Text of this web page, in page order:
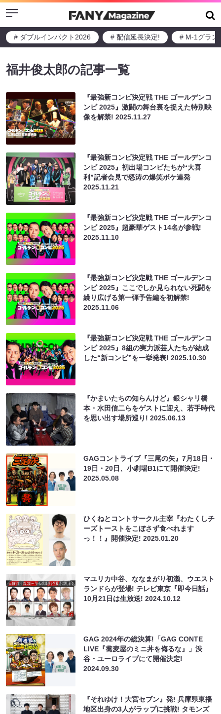
Menu
# ダブルインパクト2026 # 配信延長決定! # M-1グラン
福井俊太郎の記事一覧
『最強新コンビ決定戦 THE ゴールデンコ
ンビ 2025』激闘の舞台裏を捉えた特別映
像を解禁!2025.11.27
『最強新コンビ決定戦 THE ゴールデンコ
ンビ 2025』初出場コンビたちが“大喜
利”記者会見で怒涛の爆笑ボケ連発
2025.11.21
『最強新コンビ決定戦 THE ゴールデンコ
ンビ 2025』超豪華ゲスト14名が参戦!
2025.11.10
『最強新コンビ決定戦 THE ゴールデンコ
ンビ 2025』ここでしか見られない死闘を
繰り広げる第一弾予告編を初解禁!
2025.11.06
『最強新コンビ決定戦 THE ゴールデンコ
ンビ 2025』8組の実力派芸人たちが結成
した“新コンビ”を一挙発表!2025.10.30
『かまいたちの知らんけど』銀シャリ橋
本・水田信二らをゲストに迎え、若手時代
を思い出す場所巡り!2025.06.13
GAGコントライブ『三尾の矢』7月18日・
19日・20日、小劇場B1にて開催決定!
2025.05.08
ひくねとコントサークル主宰『わたくしチ
ーズトーストをこぼさず食べれます
っ！！』開催決定!2025.01.20
マユリカ中谷、ななまがり初瀬、ウエスト
ランドらが登場! テレビ東京『即今日話』
10月21日は生放送!2024.10.12
GAG 2024年の総決算!「GAG CONTE
LIVE『蕎麦屋のミニ丼を侮るな』」渋
谷・ユーロライブにて開催決定!
2024.09.30
『それゆけ！大宮セブン』発! 兵庫県東播
地区出身の3人がラップに挑戦! タモンズ